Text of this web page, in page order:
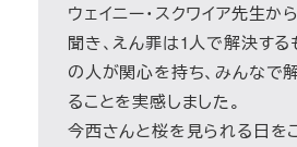
ウェイニー・スクワイア先生か
聞き、えん罪は1人で解決する
の人が関心を持ち、みんなで
ることを実感しました。
今西さんと桜を見られる日を